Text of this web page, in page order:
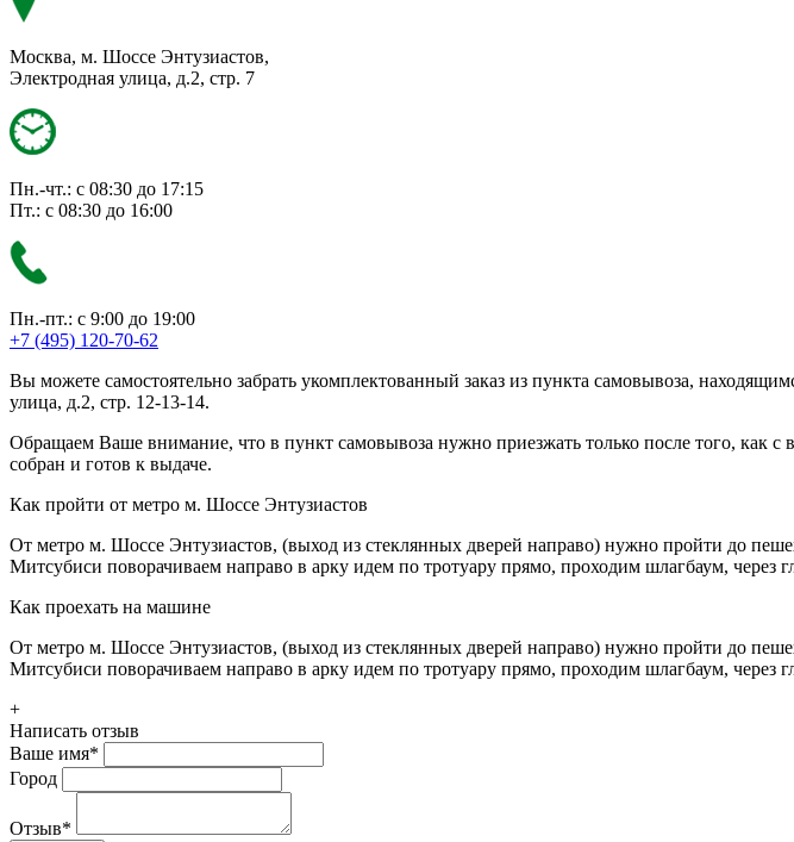
Москва, м. Шоссе Энтузиастов,
Электродная улица, д.2, стр. 7
Пн.-чт.: с 08:30 до 17:15
Пт.: с 08:30 до 16:00
Пн.-пт.: с 9:00 до 19:00
+7 (495) 120-70-62
Вы можете самостоятельно забрать укомплектованный заказ из пункта самовывоза,
улица, д.2, стр. 12-13-14.
Обращаем Ваше внимание, что в пункт самовывоза нужно приезжать только после того, как
собран и готов к выдаче.
Как пройти от метро м. Шоссе Энтузиастов
От метро м. Шоссе Энтузиастов, (выход из стеклянных дверей направо) нужно пройти до
Митсубиси поворачиваем направо в арку идем по тротуару прямо, проходим шлагбаум, через
Как проехать на машине
От метро м. Шоссе Энтузиастов, (выход из стеклянных дверей направо) нужно пройти до
Митсубиси поворачиваем направо в арку идем по тротуару прямо, проходим шлагбаум, через
+
Написать отзыв
Ваше имя*
Город
Отзыв*